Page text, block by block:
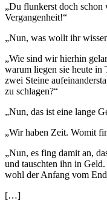
„Du flunkerst doch schon
Vergangenheit!“
„Nun, was wollt ihr
„Wie sind wir hierhin
warum liegen sie heute
zwei Steine
zu schlagen?“
„Nun, das ist eine lange
„Wir haben Zeit. Womit
„Nun, es fing damit an,
und tauschten ihn in
wohl der Anfang vom
[…]